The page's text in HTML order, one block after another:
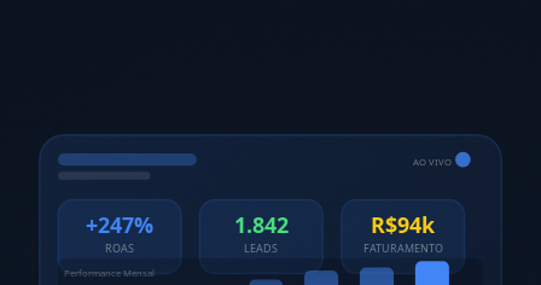
+247%
ROAS
1.842
LEADS
R$94k
FATURAMENTO
Performance Mensal
AO VIVO